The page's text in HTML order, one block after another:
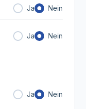
Ja Nein
Ja Nein
Ja Nein